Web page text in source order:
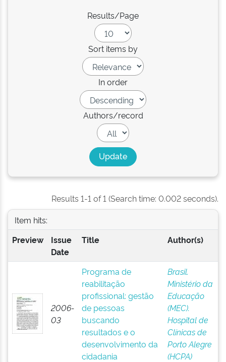
Results/Page
Sort items by
In order
Authors/record
Results 1-1 of 1 (Search time: 0.002 seconds).
Item hits:
Preview
Issue
Date
Title Author(s)
2006-
03
Programa de
reabilitação
profissional: gestão
de pessoas
buscando
resultados e o
desenvolvimento da
cidadania
Brasil.
Ministério da
Educação
(MEC).
Hospital de
Clínicas de
Porto Alegre
(HCPA)